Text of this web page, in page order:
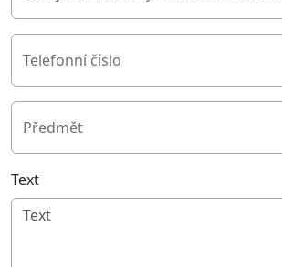
Telefonní číslo
Předmět
Text